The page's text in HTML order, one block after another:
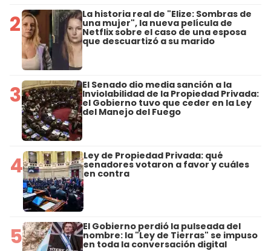
2 La historia real de "Elize: Sombras de
una mujer", la nueva película de
Netflix sobre el caso de una esposa
que descuartizó a su marido
3 El Senado dio media sanción a la
Inviolabilidad de la Propiedad Privada:
el Gobierno tuvo que ceder en la Ley
del Manejo del Fuego
4 Ley de Propiedad Privada: qué
senadores votaron a favor y cuáles
en contra
5 El Gobierno perdió la pulseada del
nombre: la "Ley de Tierras" se impuso
en toda la conversación digital